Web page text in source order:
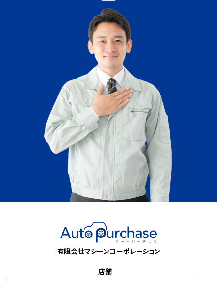
有限会社マシーンコーポレーション
店舗